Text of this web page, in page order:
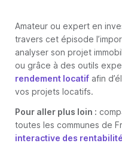
Amateur ou expert en
travers cet épisode
analyser son projet
ou grâce à des outils
rendement locatif afin
vos projets locatifs.
Pour aller plus loin :
toutes les communes de
interactive des